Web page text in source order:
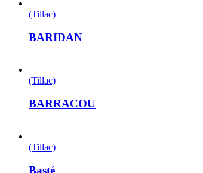
(Tillac)
BARIDAN
(Tillac)
BARRACOU
(Tillac)
Basté